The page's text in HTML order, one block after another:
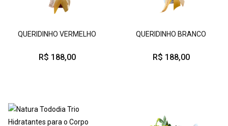
QUERIDINHO VERMELHO
R$ 188,00
QUERIDINHO BRANCO
R$ 188,00